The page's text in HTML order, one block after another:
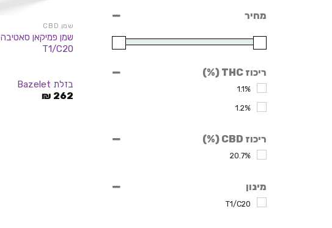
מחיר
ריכוז THC (%)
1.1%
1.2%
ריכוז CBD (%)
20.7%
מינון
T1/C20
שמן CBD
שמן פמיקאן סאטיבה |
T1/C20
בזלת Bazelet
262
₪